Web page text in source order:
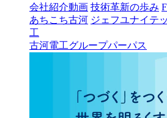
会社紹介動画 技術革新の歩み
あちこち古河 ジェフユナイテ
工
古河電工グループパーパス